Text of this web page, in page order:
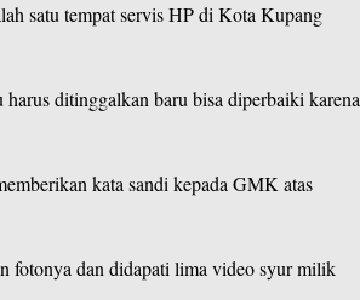
satu tempat servis HP di Kota Kupang
ditinggalkan baru bisa diperbaiki karena
kata sandi kepada GMK atas
fotonya dan didapati lima video syur milik